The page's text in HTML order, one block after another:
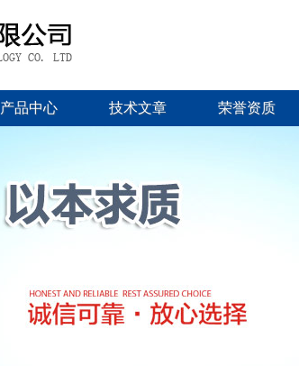
产品中心 技术文章 荣誉资质